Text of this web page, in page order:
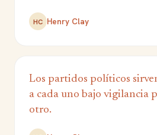
HC Henry Clay
Los partidos políticos
a cada uno bajo vigilancia
otro.